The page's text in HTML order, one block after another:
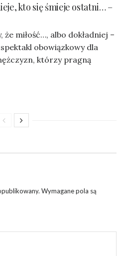
kto się śmieje ostatni… –
że miłość…, albo dokładniej –
spektakl obowiązkowy dla
którzy pragną
Wymagane pola są